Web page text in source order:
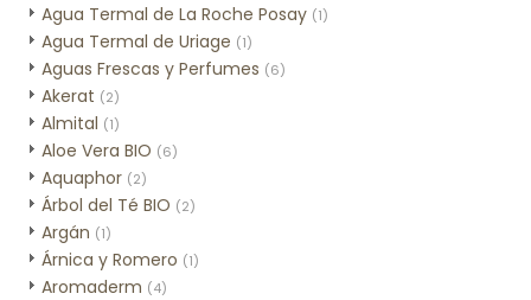
Agua Termal de La Roche Posay (1)
Agua Termal de Uriage (1)
Aguas Frescas y Perfumes (6)
Akerat (2)
Almital (1)
Aloe Vera BIO (6)
Aquaphor (2)
Árbol del Té BIO (2)
Argán (1)
Árnica y Romero (1)
Aromaderm (4)